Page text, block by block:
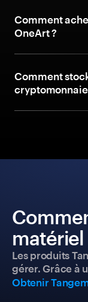
Comment
OneArt ?
Comment
matériel
Les produits
gérer. Grâce à
Obtenir